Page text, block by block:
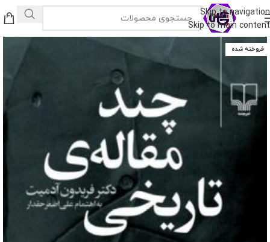
Skip to navigation
Skip to main content
فروخته شده